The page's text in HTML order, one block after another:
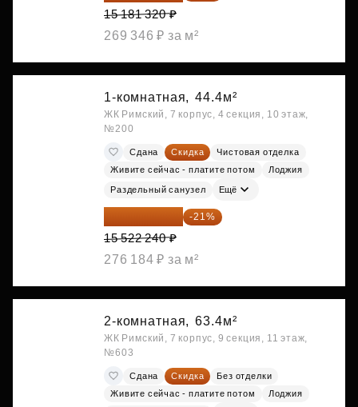
15 181 320 ₽
269 346 ₽ за м²
1-комнатная, 44.4м²
ЖК Римский, 7 корпус, 4 секция, 10 этаж,
№200
Сдана Скидка
Чистовая отделка
Живите сейчас - платите потом
Лоджия
Раздельный санузел Ещё
12 262 570 ₽ -21%
15 522 240 ₽
276 184 ₽ за м²
2-комнатная, 63.4м²
ЖК Римский, 7 корпус, 9 секция, 11 этаж,
№603
Сдана Скидка
Без отделки
Живите сейчас - платите потом
Лоджия